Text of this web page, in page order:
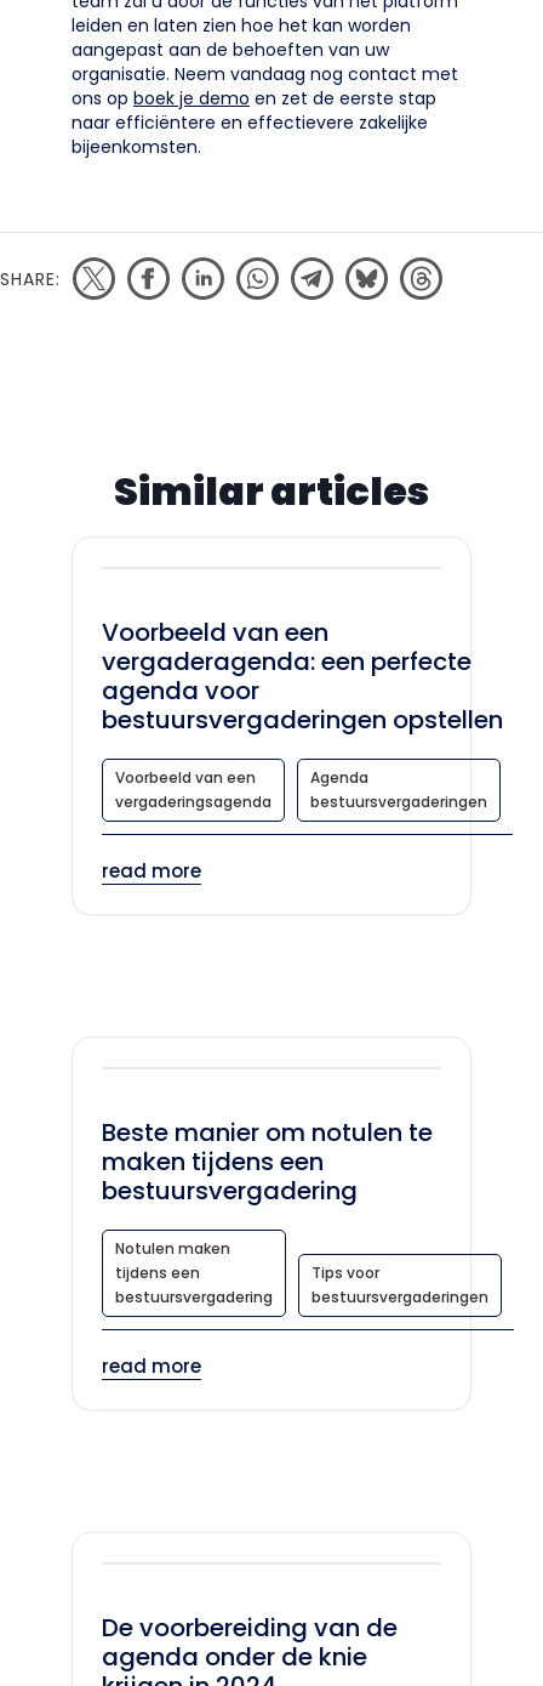
leiden en laten zien hoe het kan worden
aangepast aan de behoeften van uw
organisatie. Neem vandaag nog contact met
ons op boek je demo en zet de eerste stap
naar efficiëntere en effectievere zakelijke
bijeenkomsten.
SHARE:
Similar articles
Voorbeeld van een
vergaderagenda: een perfecte
agenda voor
bestuursvergaderingen opstellen
Voorbeeld van een
vergaderingsagenda
Agenda
bestuursvergaderingen
read more
Beste manier om notulen te
maken tijdens een
bestuursvergadering
Notulen maken
tijdens een
bestuursvergadering
Tips voor
bestuursvergaderingen
read more
De voorbereiding van de
agenda onder de knie